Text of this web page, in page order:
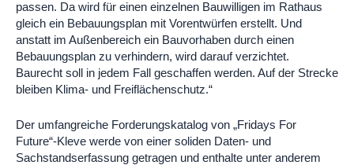
passen. Da wird für einen einzelnen Bauwilligen im Rathaus
gleich ein Bebauungsplan mit Vorentwürfen erstellt. Und
anstatt im Außenbereich ein Bauvorhaben durch einen
Bebauungsplan zu verhindern, wird darauf verzichtet.
Baurecht soll in jedem Fall geschaffen werden. Auf der Strecke
bleiben Klima- und Freiflächenschutz.“
Der umfangreiche Forderungskatalog von „Fridays For
Future“-Kleve werde von einer soliden Daten- und
Sachstandserfassung getragen und enthalte unter anderem